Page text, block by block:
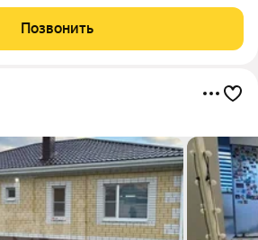
этаж, который используется как зона
Позвонить